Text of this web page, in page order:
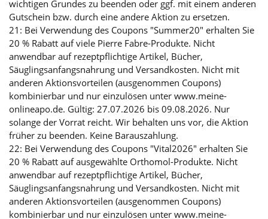
wichtigen Grundes zu beenden oder ggf. mit einem anderen
Gutschein bzw. durch eine andere Aktion zu ersetzen.
21: Bei Verwendung des Coupons "Summer20" erhalten Sie
20 % Rabatt auf viele Pierre Fabre-Produkte. Nicht
anwendbar auf rezeptpflichtige Artikel, Bücher,
Säuglingsanfangsnahrung und Versandkosten. Nicht mit
anderen Aktionsvorteilen (ausgenommen Coupons)
kombinierbar und nur einzulösen unter www.meine-
onlineapo.de. Gültig: 27.07.2026 bis 09.08.2026. Nur
solange der Vorrat reicht. Wir behalten uns vor, die Aktion
früher zu beenden. Keine Barauszahlung.
22: Bei Verwendung des Coupons "Vital2026" erhalten Sie
20 % Rabatt auf ausgewählte Orthomol-Produkte. Nicht
anwendbar auf rezeptpflichtige Artikel, Bücher,
Säuglingsanfangsnahrung und Versandkosten. Nicht mit
anderen Aktionsvorteilen (ausgenommen Coupons)
kombinierbar und nur einzulösen unter www.meine-